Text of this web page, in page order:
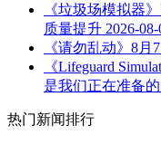
《垃圾场模拟器
质量提升 2026-08-
《请勿乱动》8月
《Lifeguard
是我们正在准备
热门新闻排行